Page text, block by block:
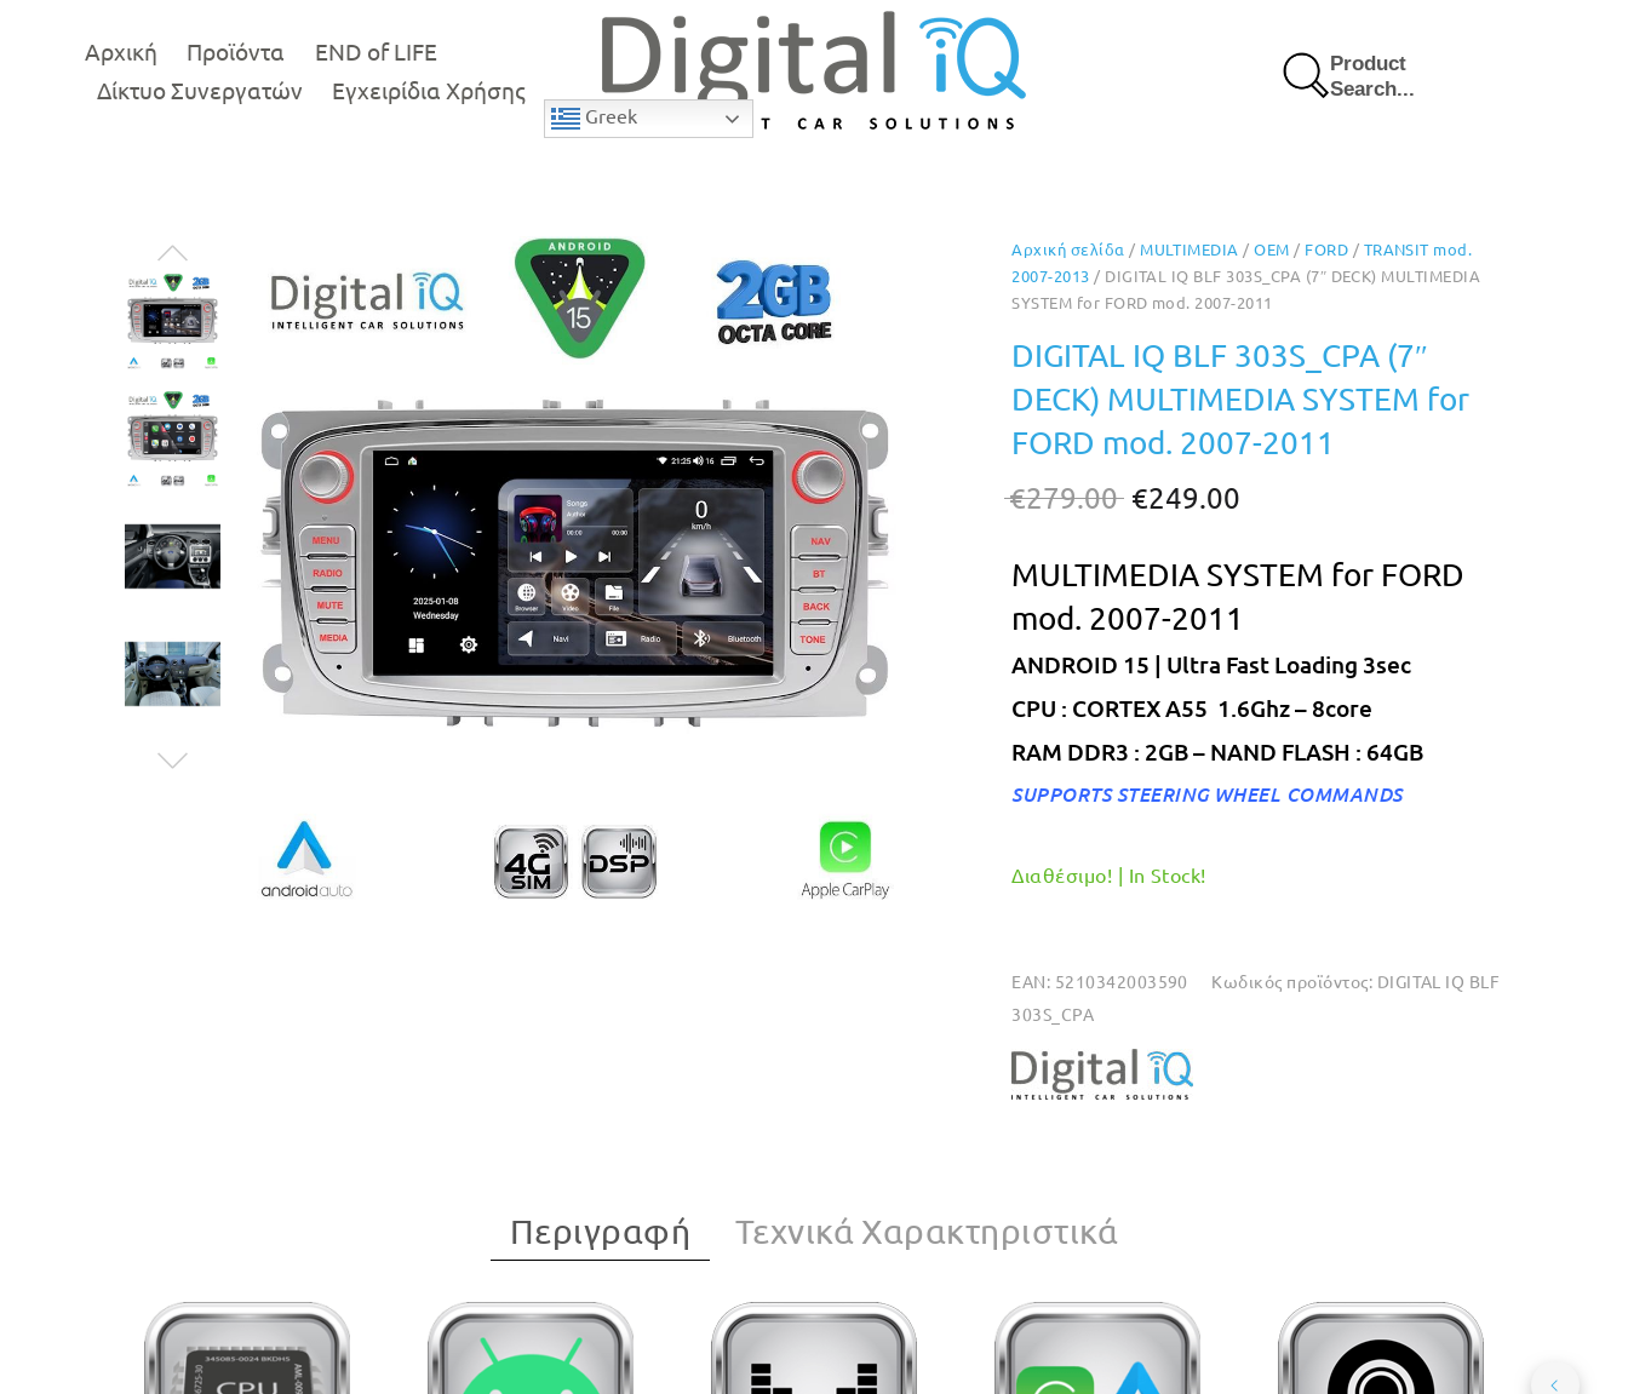
Αρχική Προϊόντα
END of LIFE
Δίκτυο Συνεργατών
Εγχειρίδια Χρήσης
Greek
Product
Search...
11% Έκπτωση
Αρχική σελίδα / MULTIMEDIA /OEM / FORD / TRANSIT mod.
2007-2013 / DIGITAL IQ BLF 303S_CPA (7″ DECK) MULTIMEDIA
SYSTEM for FORD mod. 2007-2011
DIGITAL IQ BLF 303S_CPA (7″
DECK) MULTIMEDIA SYSTEM for
FORD mod. 2007-2011
€279.00 Original
was:
€279.00.
€249.00
τιμή
€249.00.
MULTIMEDIA SYSTEM for FORD
mod. 2007-2011
ANDROID 15 | Ultra Fast Loading 3sec
CPU : CORTEX A55 1.6Ghz – 8core
RAM DDR3 : 2GB – NAND FLASH : 64GB
SUPPORTS STEERING WHEEL COMMANDS
Διαθέσιμο! | In Stock!
EAN: 5210342003590 Κωδικός προϊόντος: DIGITAL IQ BLF
303S_CPA
Περιγραφή Τεχνικά Χαρακτηριστικά